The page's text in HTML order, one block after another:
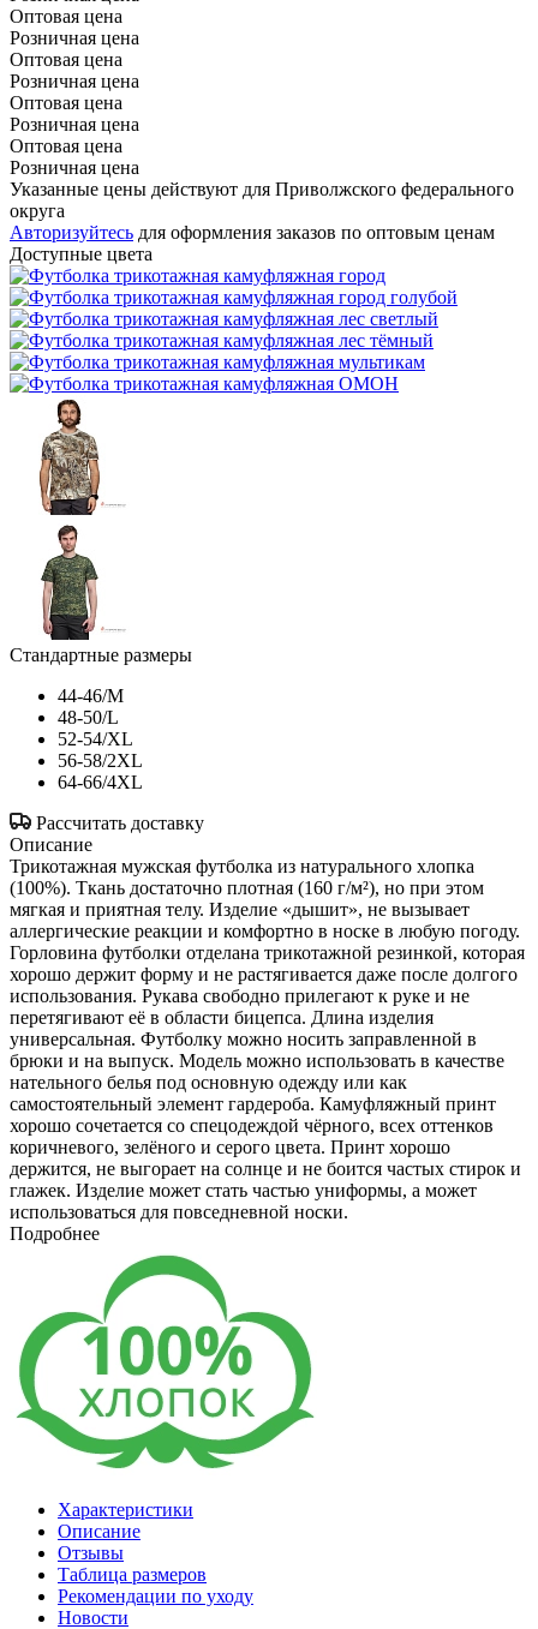
Оптовая цена
Розничная цена
Оптовая цена
Розничная цена
Оптовая цена
Розничная цена
Оптовая цена
Розничная цена
Указанные цены действуют для Приволжского федерального
округа
Авторизуйтесь для оформления заказов по оптовым ценам
Доступные цвета
Стандартные размеры
44-46/M
48-50/L
52-54/XL
56-58/2XL
64-66/4XL
Рассчитать доставку
Описание
Трикотажная мужская футболка из натурального хлопка
(100%). Ткань достаточно плотная (160 г/м²), но при этом
мягкая и приятная телу. Изделие «дышит», не вызывает
аллергические реакции и комфортно в носке в любую погоду.
Горловина футболки отделана трикотажной резинкой, которая
хорошо держит форму и не растягивается даже после долгого
использования. Рукава свободно прилегают к руке и не
перетягивают её в области бицепса. Длина изделия
универсальная. Футболку можно носить заправленной в
брюки и на выпуск. Модель можно использовать в качестве
нательного белья под основную одежду или как
самостоятельный элемент гардероба. Камуфляжный принт
хорошо сочетается со спецодеждой чёрного, всех оттенков
коричневого, зелёного и серого цвета. Принт хорошо
держится, не выгорает на солнце и не боится частых стирок и
глажек. Изделие может стать частью униформы, а может
использоваться для повседневной носки.
Подробнее
Характеристики
Описание
Отзывы
Таблица размеров
Рекомендации по уходу
Новости